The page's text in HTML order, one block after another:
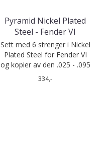
Pyramid Nickel Plated
Steel - Fender VI
Sett med 6 strenger i Nickel
Plated Steel for Fender VI
og kopier av den .025 - .095
334,-